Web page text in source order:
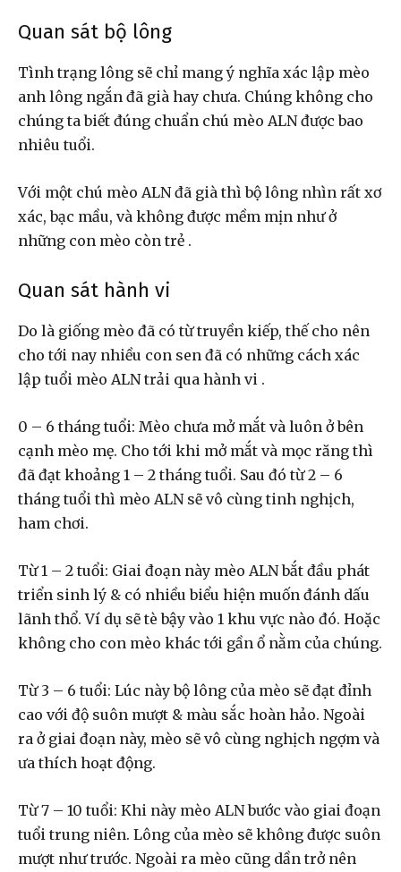
Quan sát bộ lông
Tình trạng lông sẽ chỉ mang ý nghĩa xác lập mèo
anh lông ngắn đã già hay chưa. Chúng không cho
chúng ta biết đúng chuẩn chú mèo ALN được bao
nhiêu tuổi.
Với một chú mèo ALN đã già thì bộ lông nhìn rất xơ
xác, bạc mầu, và không được mềm mịn như ở
những con mèo còn trẻ .
Quan sát hành vi
Do là giống mèo đã có từ truyền kiếp, thế cho nên
cho tới nay nhiều con sen đã có những cách xác
lập tuổi mèo ALN trải qua hành vi .
0 – 6 tháng tuổi: Mèo chưa mở mắt và luôn ở bên
cạnh mèo mẹ. Cho tới khi mở mắt và mọc răng thì
đã đạt khoảng 1 – 2 tháng tuổi. Sau đó từ 2 – 6
tháng tuổi thì mèo ALN sẽ vô cùng tinh nghịch,
ham chơi.
Từ 1 – 2 tuổi: Giai đoạn này mèo ALN bắt đầu phát
triển sinh lý & có nhiều biểu hiện muốn đánh dấu
lãnh thổ. Ví dụ sẽ tè bậy vào 1 khu vực nào đó. Hoặc
không cho con mèo khác tới gần ổ nằm của chúng.
Từ 3 – 6 tuổi: Lúc này bộ lông của mèo sẽ đạt đỉnh
cao với độ suôn mượt & màu sắc hoàn hảo. Ngoài
ra ở giai đoạn này, mèo sẽ vô cùng nghịch ngợm và
ưa thích hoạt động.
Từ 7 – 10 tuổi: Khi này mèo ALN bước vào giai đoạn
tuổi trung niên. Lông của mèo sẽ không được suôn
mượt như trước. Ngoài ra mèo cũng dần trở nên